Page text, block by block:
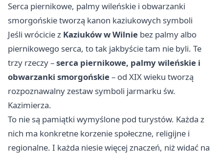
Serca piernikowe, palmy wileńskie i obwarzanki
smorgońskie tworzą kanon kaziukowych symboli
Jeśli wrócicie z Kaziuków w Wilnie bez palmy albo
piernikowego serca, to tak jakbyście tam nie byli. Te
trzy rzeczy –serca piernikowe, palmy wileńskie i
obwarzanki smorgońskie– od XIX wieku tworzą
rozpoznawalny zestaw symboli jarmarku św.
Kazimierza.
To nie są pamiątki wymyślone pod turystów. Każda z
nich ma konkretne korzenie społeczne, religijne i
regionalne. I każda niesie więcej znaczeń, niż widać na